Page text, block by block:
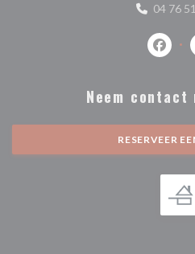
04 76
Neem contact
RESERVEER